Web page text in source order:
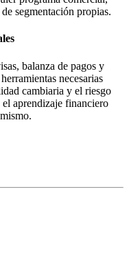
segmentación propias.
balanza de pagos y
necesarias
cambiaria y el riesgo
aprendizaje financiero